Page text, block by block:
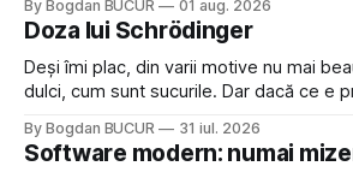
Indication În cadrul show-ului menționat mai devreme s-au
prezentat de câteva ori, cu multă
ingrediente locale iar prezentatorii au
By Bogdan BUCUR 01 aug. 2026
Doza lui Schrödinger
Deși îmi plac, din varii motive nu mai
dulci, cum sunt sucurile. Dar dacă ce e
când un pahar răcoritor intră la fix, în
caniculară de vară. Weekend-ul
By Bogdan BUCUR 31 iul. 2026
Software modern: numai